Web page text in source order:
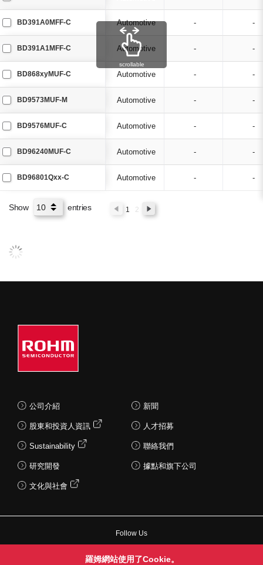
BD391A0MFF-C Automotive - -
BD391A1MFF-C Automotive - -
BD868xyMUF-C Automotive - -
BD9573MUF-M Automotive - -
BD9576MUF-C Automotive - -
BD96240MUF-C Automotive - -
BD96801Qxx-C Automotive - -
scrollable
Show entries 1 2
公司介紹
股東和投資人資訊
Sustainability
研究開發
文化與社會
新聞
人才招募
聯絡我們
據點和旗下公司
Follow Us
羅姆網站使用了Cookie。